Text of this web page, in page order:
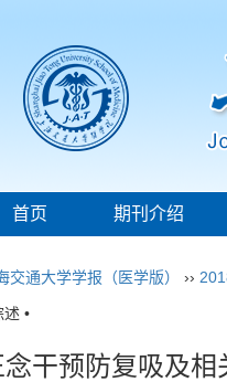
首页 期刊介绍
交通大学学报（医学版） ››
述 •
念干预防复吸及相